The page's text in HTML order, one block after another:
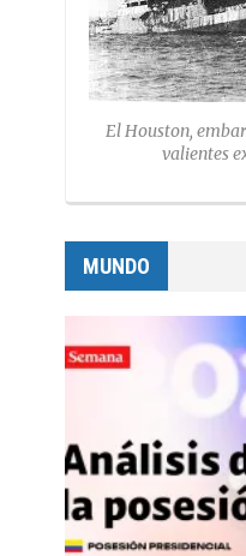
El Houston,
valientes
MUNDO